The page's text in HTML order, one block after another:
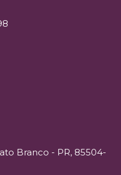
Branco - PR, 85504-